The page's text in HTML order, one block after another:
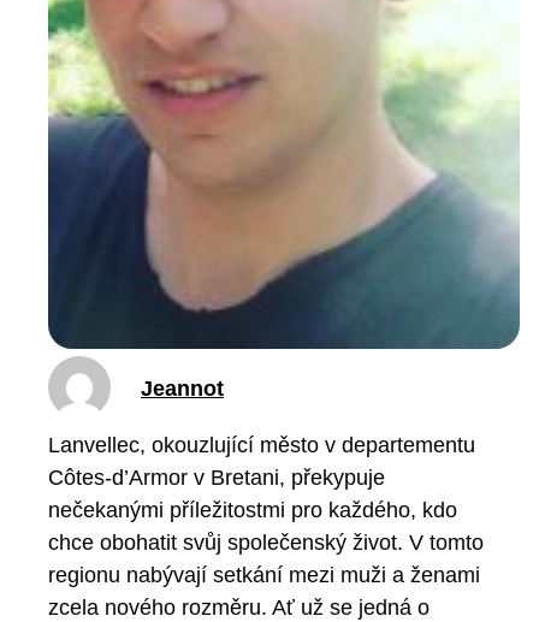
Jeannot
Lanvellec, okouzlující město v departementu
Côtes-d’Armor v Bretani, překypuje
nečekanými příležitostmi pro každého, kdo
chce obohatit svůj společenský život. V tomto
regionu nabývají setkání mezi muži a ženami
zcela nového rozměru. Ať už se jedná o